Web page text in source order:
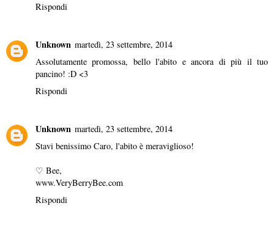
Rispondi
Unknown martedì, 23 settembre, 2014
Assolutamente promossa, bello l'abito e ancora di più il tuo
pancino! :D <3
Rispondi
Unknown martedì, 23 settembre, 2014
Stavi benissimo Caro, l'abito è meraviglioso!
♡ Bee,
www.VeryBerryBee.com
Rispondi